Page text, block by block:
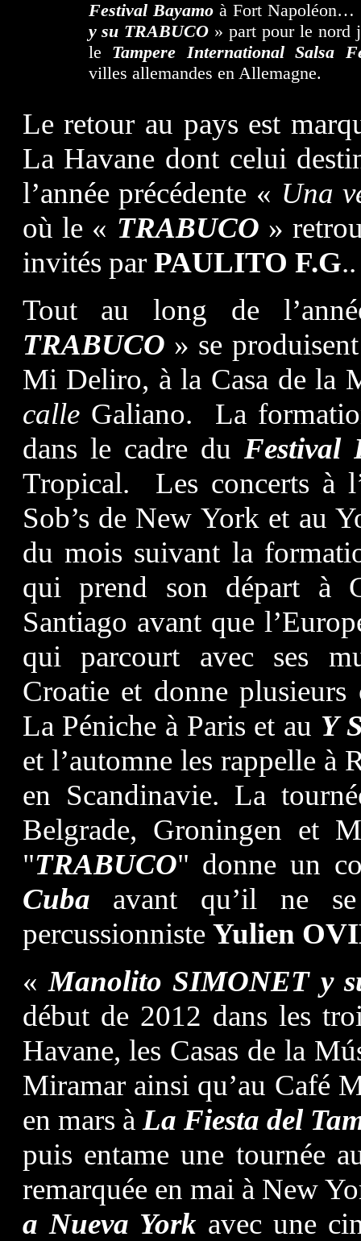
Festival Bayamoà Fort
y su TRABUCO » part pour le nord
le Tampere International Salsa
villes allemandes en Allemagne.
Le retour au pays est
La Havane dont celui
l’année précédente « Una
où le « TRABUCO »
invités par PAULITO F.G..
Tout au long de
TRABUCO » se
Mi Deliro, à la Casa de la
calleGaliano. La
dans le cadre du Festival
Tropical. Les concerts à
Sob’s de New York et au
du mois suivant la
qui prend son départ à
Santiago avant que
qui parcourt avec ses
Croatie et donne plusieurs
La Péniche à Paris et au Y
et l’automne les rappelle
en Scandinavie. La
Belgrade, Groningen et
"TRABUCO" donne un
Cuba avant qu’il ne
percussionniste Yulien
«Manolito SIMONET y
début de 2012 dans les
Havane, les Casas de la
Miramar ainsi qu’au Café
en mars à La Fiesta del
puis entame une tournée
remarquée en mai à New
a Nueva York avec une